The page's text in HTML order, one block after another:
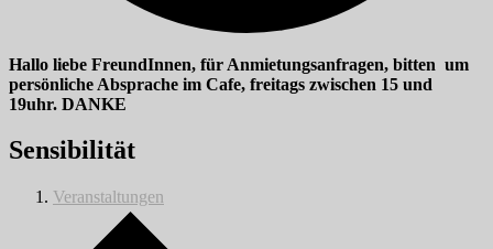
Hallo liebe FreundInnen, für Anmietungsanfragen, bitten um
persönliche Absprache im Cafe, freitags zwischen 15 und
19uhr. DANKE
Sensibilität
Veranstaltungen